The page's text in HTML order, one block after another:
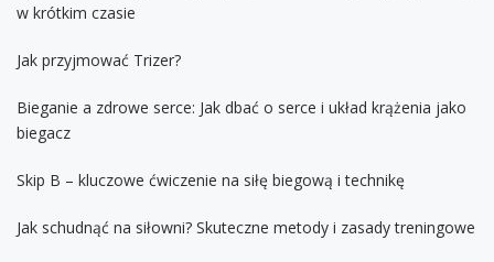
w krótkim czasie
Jak przyjmować Trizer?
Bieganie a zdrowe serce: Jak dbać o serce i układ krążenia jako
biegacz
Skip B – kluczowe ćwiczenie na siłę biegową i technikę
Jak schudnąć na siłowni? Skuteczne metody i zasady treningowe